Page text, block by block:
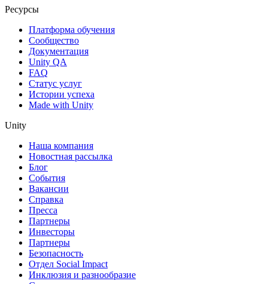
Ресурсы
Платформа обучения
Сообщество
Документация
Unity QA
FAQ
Статус услуг
Истории успеха
Made with Unity
Unity
Наша компания
Новостная рассылка
Блог
События
Вакансии
Справка
Пресса
Партнеры
Инвесторы
Партнеры
Безопасность
Отдел Social Impact
Инклюзия и разнообразие